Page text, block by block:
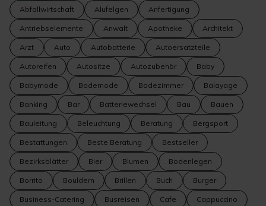
Abfallwirtschaft Alufelgen Anfertigung
Antriebselemente Anwalt Apotheke Architekt
Arzt Auto Autobatterie Autoersatzteile
Autoreifen Autositze Autozubehör Baby
Babymode Bademode Badezimmer Balayage
Banking Bar Batteriewechsel Bau Bauen
Bauleitung Beleuchtung Beratung Bergsport
Bestattungen Beste Beratung Bestseller
Bezirksblätter Bier Blumen Bodenlegen
Borrito Bouldern Brillen Buch Burger
Business-Catering Busreisen Cafe Cappuccino